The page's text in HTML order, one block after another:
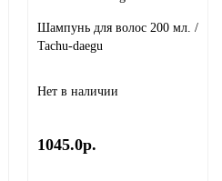
Шампунь для волос 200 мл. /
Tachu-daegu
Нет в наличии
1045.0р.